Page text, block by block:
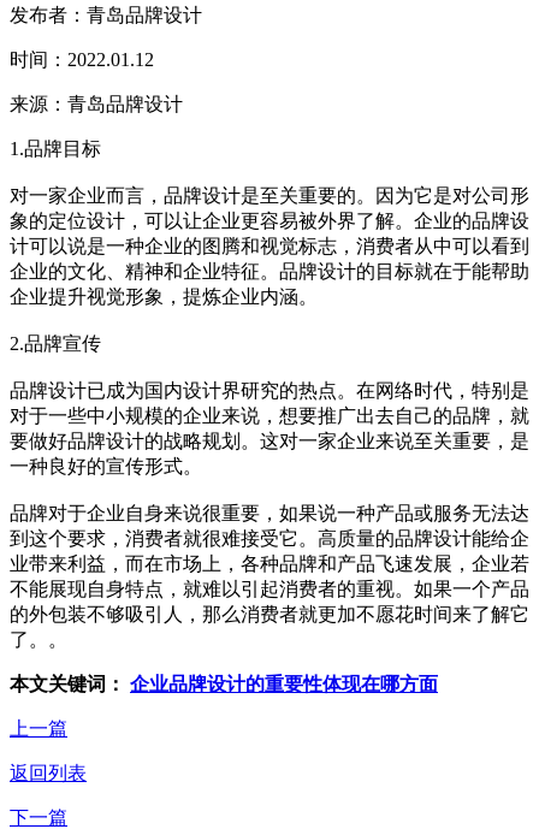
发布者：青岛品牌设计
时间：2022.01.12
来源：青岛品牌设计
1.品牌目标
对一家企业而言，品牌设计是至关重要的。因为它是对公司形
象的定位设计，可以让企业更容易被外界了解。企业的品牌设
计可以说是一种企业的图腾和视觉标志，消费者从中可以看到
企业的文化、精神和企业特征。品牌设计的目标就在于能帮助
企业提升视觉形象，提炼企业内涵。
2.品牌宣传
品牌设计已成为国内设计界研究的热点。在网络时代，特别是
对于一些中小规模的企业来说，想要推广出去自己的品牌，就
要做好品牌设计的战略规划。这对一家企业来说至关重要，是
一种良好的宣传形式。
品牌对于企业自身来说很重要，如果说一种产品或服务无法达
到这个要求，消费者就很难接受它。高质量的品牌设计能给企
业带来利益，而在市场上，各种品牌和产品飞速发展，企业若
不能展现自身特点，就难以引起消费者的重视。如果一个产品
的外包装不够吸引人，那么消费者就更加不愿花时间来了解它
了。。
本文关键词： 企业品牌设计的重要性体现在哪方面
上一篇
返回列表
下一篇